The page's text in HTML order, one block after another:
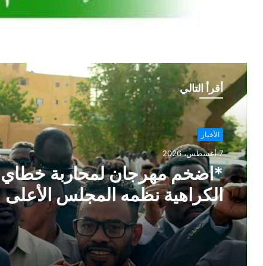
أقرأ التالي
الأخبار
7 أغسطس، 2026
*اضخم مهرجان لمحاربة خطاي
الكراهية نظمه المجلس الأعلى
للسلم الإجتماعي*